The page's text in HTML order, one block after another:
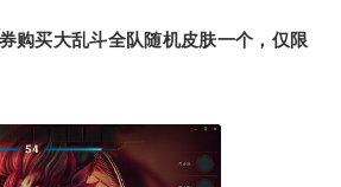
券购买大乱斗全队随机皮肤一个，仅限